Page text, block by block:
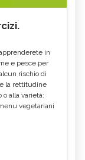
in
e pesce per
rischio di
la rettitudine
alla varietà:
vegetariani